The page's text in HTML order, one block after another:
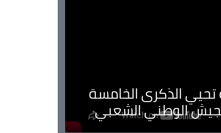
تحيي الذكرى الخامسة
الوطني الشعبي